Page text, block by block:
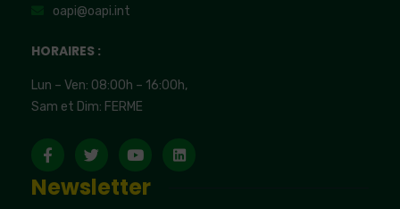
oapi@oapi.int
HORAIRES :
Lun – Ven: 08:00h – 16:00h,
Sam et Dim: FERME
Newsletter